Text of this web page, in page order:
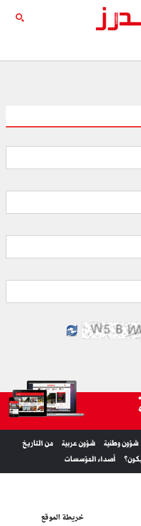
شؤون وطنية شؤون عربية
من التاريخ
أصداء المؤسسات
خريطة الموقع